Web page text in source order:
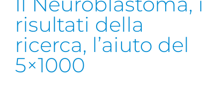
risultati della
ricerca, l’aiuto del
5×1000